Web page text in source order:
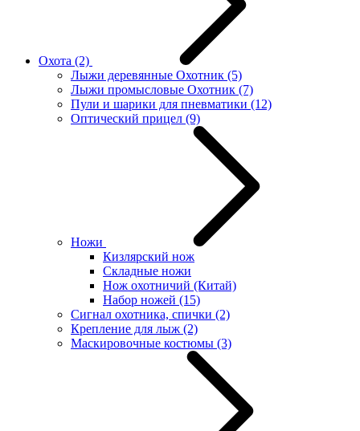
Охота (2)
Лыжи деревянные Охотник (5)
Лыжи промысловые Охотник (7)
Пули и шарики для пневматики (12)
Оптический прицел (9)
Ножи
Кизлярский нож
Складные ножи
Нож охотничий (Китай)
Набор ножей (15)
Сигнал охотника, спички (2)
Крепление для лыж (2)
Маскировочные костюмы (3)